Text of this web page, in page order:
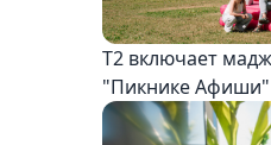
Т2 включает
"Пикнике Афиши"